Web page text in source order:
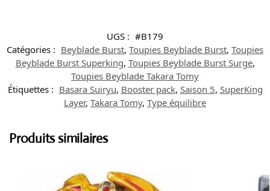
UGS : #B179
Catégories : Beyblade Burst, Toupies Beyblade Burst, Toupies
Beyblade Burst Superking, Toupies Beyblade Burst Surge,
Toupies Beyblade Takara Tomy
Étiquettes : Basara Suiryu, Booster pack, Saison 5, SuperKing
Layer, Takara Tomy, Type équilibre
Produits similaires